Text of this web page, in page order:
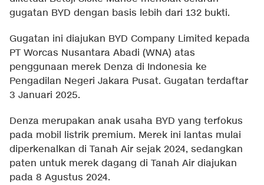
gugatan BYD dengan basis lebih dari 132 bukti.
Gugatan ini diajukan BYD Company Limited kepada
PT Worcas Nusantara Abadi (WNA) atas
penggunaan merek Denza di Indonesia ke
Pengadilan Negeri Jakara Pusat. Gugatan terdaftar
3 Januari 2025.
Denza merupakan anak usaha BYD yang terfokus
pada mobil listrik premium. Merek ini lantas mulai
diperkenalkan di Tanah Air sejak 2024, sedangkan
paten untuk merek dagang di Tanah Air diajukan
pada 8 Agustus 2024.